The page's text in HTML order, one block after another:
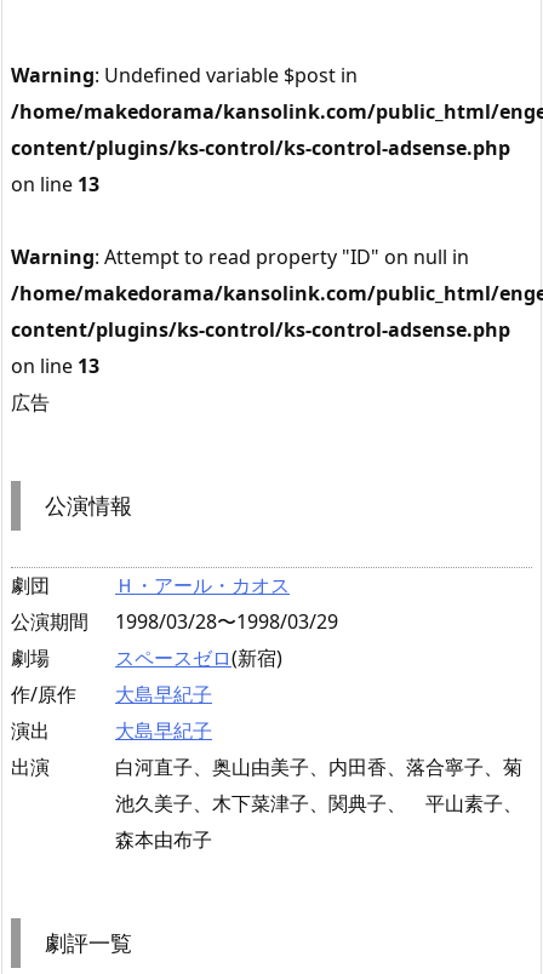
Warning: Undefined variable $post in
/home/makedorama/kansolink.com/public_html/
content/plugins/ks-control/ks-control-adsense.php
on line 13
Warning: Attempt to read property "ID" on null in
/home/makedorama/kansolink.com/public_html/
content/plugins/ks-control/ks-control-adsense.php
on line 13
広告
公演情報
劇団
Ｈ・アール・カオス
公演期間
1998/03/28〜1998/03/29
劇場
スペースゼロ(新宿)
作/原作
大島早紀子
演出
大島早紀子
出演
白河直子、奥山由美子、内田香、落合寧子、菊
池久美子、木下菜津子、関典子、 平山素子、
森本由布子
劇評一覧